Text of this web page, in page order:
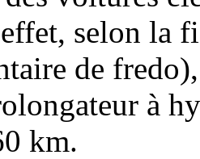
selon la
de
à
km.